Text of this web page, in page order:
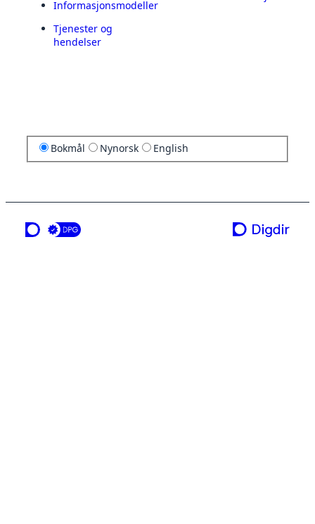
Informasjonsmodeller
Tjenester og
hendelser
Bokmål Nynorsk English